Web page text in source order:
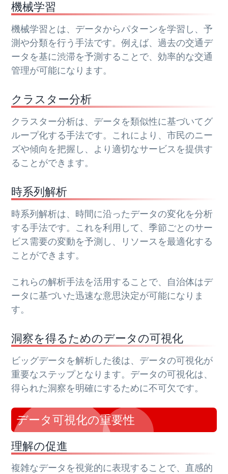
機械学習
機械学習とは、データからパターンを学習し、予
測や分類を行う手法です。例えば、過去の交通デ
ータを基に渋滞を予測することで、効率的な交通
管理が可能になります。
クラスター分析
クラスター分析は、データを類似性に基づいてグ
ループ化する手法です。これにより、市民のニー
ズや傾向を把握し、より適切なサービスを提供す
ることができます。
時系列解析
時系列解析は、時間に沿ったデータの変化を分析
する手法です。これを利用して、季節ごとのサー
ビス需要の変動を予測し、リソースを最適化する
ことができます。
これらの解析手法を活用することで、自治体はデ
ータに基づいた迅速な意思決定が可能になりま
す。
洞察を得るためのデータの可視化
ビッグデータを解析した後は、データの可視化が
重要なステップとなります。データの可視化は、
得られた洞察を明確にするために不可欠です。
データ可視化の重要性
理解の促進
複雑なデータを視覚的に表現することで、直感的